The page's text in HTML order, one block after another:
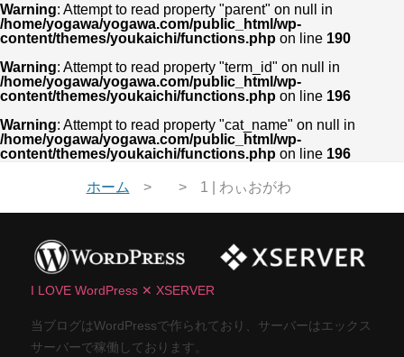
Warning: Attempt to read property "parent" on null in
/home/yogawa/yogawa.com/public_html/wp-
content/themes/youkaichi/functions.php on line 190
Warning: Attempt to read property "term_id" on null in
/home/yogawa/yogawa.com/public_html/wp-
content/themes/youkaichi/functions.php on line 196
Warning: Attempt to read property "cat_name" on null in
/home/yogawa/yogawa.com/public_html/wp-
content/themes/youkaichi/functions.php on line 196
ホーム 1 | わぃおがわ
I LOVE WordPress ✕ XSERVER
当ブログはWordPressで作られており、サーバーはエックス
サーバーで稼働しております。